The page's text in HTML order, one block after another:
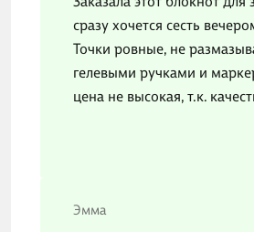
сразу хочется сесть
Точки ровные, не
гелевыми ручками и
цена не высокая, т.к.
Эмма